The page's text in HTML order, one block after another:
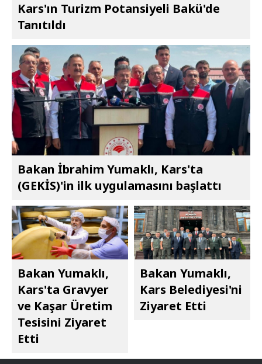
Kars'ın Turizm Potansiyeli Bakü'de
Tanıtıldı
Bakan İbrahim Yumaklı, Kars'ta
(GEKİS)'in ilk uygulamasını başlattı
Bakan Yumaklı,
Kars'ta Gravyer
ve Kaşar Üretim
Tesisini Ziyaret
Etti
Bakan Yumaklı,
Kars Belediyesi'ni
Ziyaret Etti